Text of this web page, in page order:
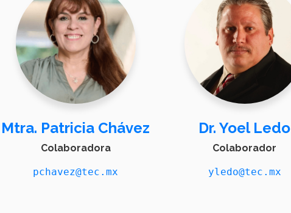
Mtra. Patricia Chávez
Colaboradora
pchavez@tec.mx
Dr. Yoel Ledo
Colaborador
yledo@tec.mx